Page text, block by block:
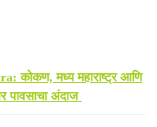
कोकण, मध्य महाराष्ट्र आणि
पावसाचा अंदाज